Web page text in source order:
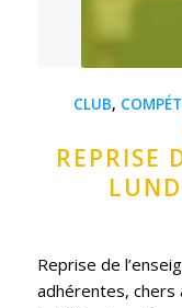
CLUB,
REPRISE
Reprise de
adhérentes,